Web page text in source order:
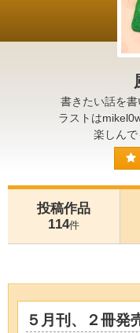
書きたい話を
ラストは
楽しんで
投稿作品
114件
５月刊、２冊発